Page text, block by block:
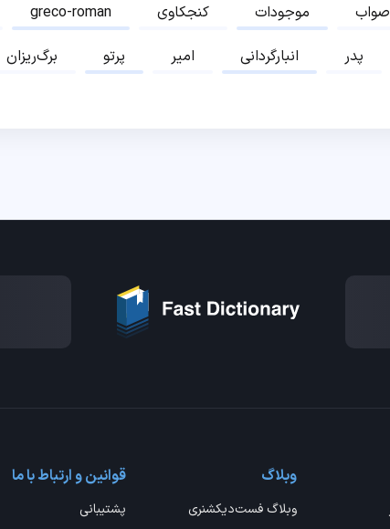
greco-roman کنجکاوی موجودات صواب
برگ‌ریزان پرتو امیر انبارگردانی پدر
وبلاگ
وبلاگ فست‌دیکشنری
قوانین و ارتباط با ما
پشتیبانی